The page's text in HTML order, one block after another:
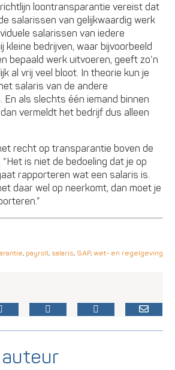
loontransparantie vereist dat
salarissen van gelijkwaardig werk
salarissen van iedere
kleine bedrijven, waar bijvoorbeeld
bepaald werk uitvoeren, geeft zo’n
al vrij veel bloot. In theorie kun je
salaris van de andere
En als slechts één iemand binnen
vermeldt het bedrijf dus alleen
recht op transparantie boven de
“Het is niet de bedoeling dat je op
rapporteren wat een salaris is.
daar wel op neerkomt, dan moet je
, payroll, salaris, SAP, wet- en regelgeving